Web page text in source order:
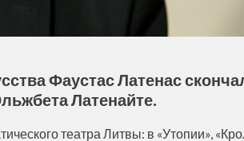
Фаустас Латенас
Латенайте.
театра Литвы: в «Утопии»,